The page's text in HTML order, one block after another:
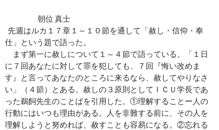
朝位 真士
先週はルカ１７章１～１０節を通して「赦し・信仰・奉
仕」という題で語った。
まず第一に赦しについて１～４節で語っている。「１日
に７回あなたに対して罪を犯しても、７回『悔い改めま
す』と言ってあなたのところに来るなら、赦してやりなさ
い」（４節）とある。赦しの３原則としてＩＣＵ学長であ
った鵜飼先生のことばを引用した。①理解することー人の
行動にはいつも理由がある。人を非難する前に、その人を
理解しようと努めれば、赦すことも容易になる。②忘れる